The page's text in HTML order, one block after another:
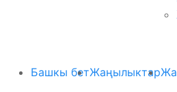
Башкы бетЖаңылыктар